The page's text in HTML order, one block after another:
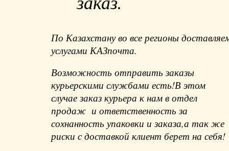
По Казахстану во все регионы
услугами КАЗпочта.
Возможность отправить заказы
курьерскими службами есть!В этом
случае заказ курьера к нам в отдел
продаж и ответственность за
сохнанность упаковки и заказа,а так же
риски с доставкой клиент берет на себя!